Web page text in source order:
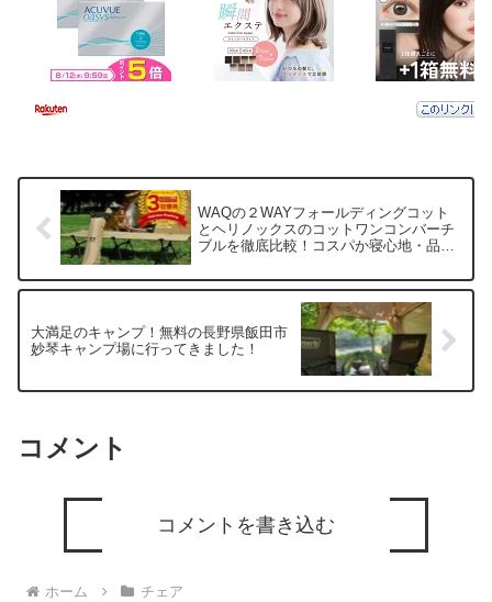
WAQの２WAYフォールディングコット
とヘリノックスのコットワンコンバーチ
ブルを徹底比較！コスパか寝心地・品質
大満足のキャンプ！無料の長野県飯田市
妙琴キャンプ場に行ってきました！
コメント
コメントを書き込む
ホーム チェア